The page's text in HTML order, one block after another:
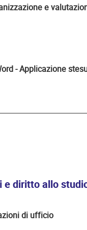
e
- Applicazione
e diritto allo
di ufficio